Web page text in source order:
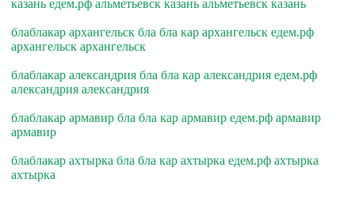
казань едем.рф альметьевск казань альметьевск казань
блаблакар архангельск бла бла кар архангельск едем.рф
архангельск архангельск
блаблакар александрия бла бла кар александрия едем.рф
александрия александрия
блаблакар армавир бла бла кар армавир едем.рф армавир
армавир
блаблакар ахтырка бла бла кар ахтырка едем.рф ахтырка
ахтырка